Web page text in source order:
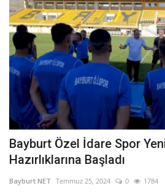
Bayburt Özel İdare Spor
Hazırlıklarına Başladı
Bayburt NET Temmuz 25, 2024 0 1784